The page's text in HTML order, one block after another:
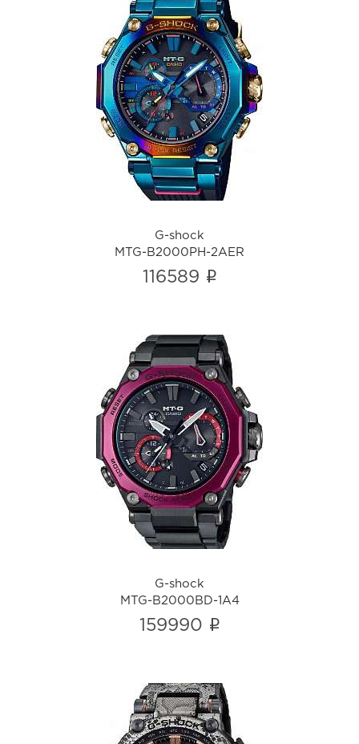
G-shock
MTG-B2000PH-2AER
i
G-shock
MTG-B2000PH-2AER
116589 i
G-shock
MTG-B2000BD-1A4
i
G-shock
MTG-B2000BD-1A4
159990 i